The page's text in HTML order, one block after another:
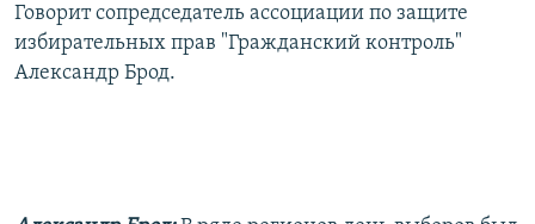
Говорит сопредседатель ассоциации по защите
избирательных прав "Гражданский контроль"
Александр Брод.